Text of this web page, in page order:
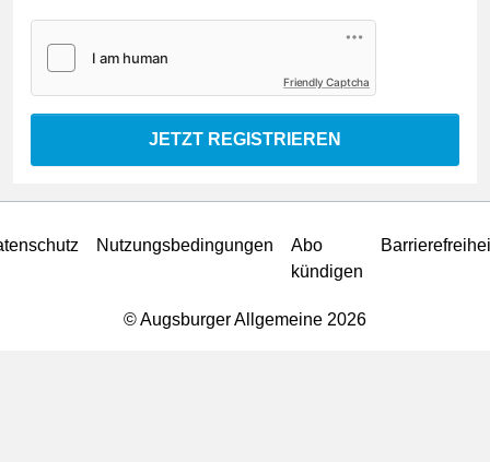
Friendly Captcha
JETZT REGISTRIEREN
Nutzungsbedingungen
Abo
kündigen
© Augsburger Allgemeine 2026